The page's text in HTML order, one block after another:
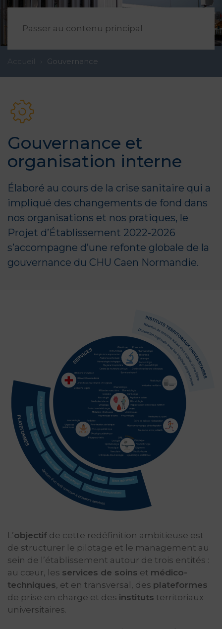
Passer au contenu principal
Gouvernance
Gouvernance et
organisation interne
Élaboré au cours de la crise sanitaire qui a
impliqué des changements de fond dans
nos organisations et nos pratiques, le
Projet d’Établissement 2022-2026
s’accompagne d’une refonte globale de la
gouvernance du CHU Caen Normandie.
Plateformes & services
L’objectif de cette redéfinition ambitieuse est
de structurer le pilotage et le management au
sein de l’établissement autour de trois entités :
au cœur, les services de soins et médico-
techniques, et en transversal, des plateformes
de prise en charge et des instituts territoriaux
universitaires.